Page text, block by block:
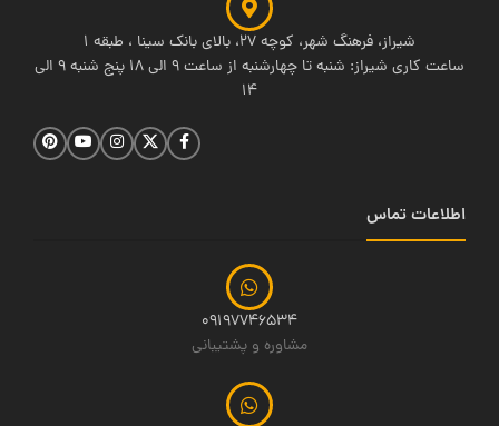
شیراز، فرهنگ شهر، کوچه 27، بالای بانک سینا ، طبقه 1
ساعت کاری شیراز: شنبه تا چهارشنبه از ساعت 9 الی 18 پنج شنبه 9 الی
14
اطلاعات تماس
09197746534
مشاوره و پشتیبانی